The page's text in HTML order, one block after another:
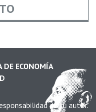
DE ECONOMÍA
de su autor.